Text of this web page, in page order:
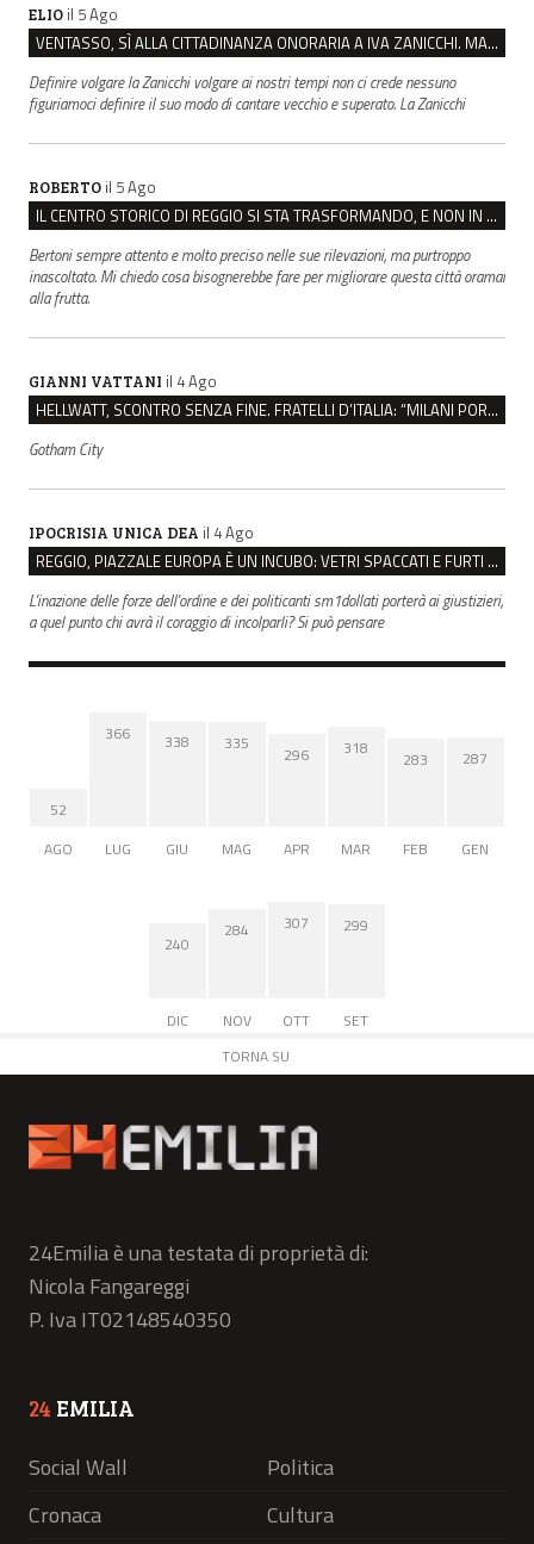
ELIO il 5 Ago
VENTASSO, SÌ ALLA CITTADINANZA ONORARIA A IVA ZANICCHI. MA BARGIACCHI: “È DI PESSIMO GUSTO”
Definire volgare la Zanicchi volgare ai nostri tempi non ci crede nessuno
figuriamoci definire il suo modo di cantare vecchio e superato. La Zanicchi
ROBERTO il 5 Ago
IL CENTRO STORICO DI REGGIO SI STA TRASFORMANDO, E NON IN MEGLIO
Bertoni sempre attento e molto preciso nelle sue rilevazioni, ma purtroppo
inascoltato. Mi chiedo cosa bisognerebbe fare per migliorare questa città oramai
alla frutta.
GIANNI VATTANI il 4 Ago
HELLWATT, SCONTRO SENZA FINE. FRATELLI D’ITALIA: “MILANI PORTA DOCUMENTI, DE FRANCO INSULTI”
Gotham City
IPOCRISIA UNICA DEA il 4 Ago
REGGIO, PIAZZALE EUROPA È UN INCUBO: VETRI SPACCATI E FURTI SULLE AUTO IN SOSTA
L'inazione delle forze dell'ordine e dei politicanti sm1dollati porterà ai giustizieri,
a quel punto chi avrà il coraggio di incolparli? Si può pensare
52
AGO
366
LUG
338
GIU
335
MAG
296
APR
318
MAR
283
FEB
287
GEN
240
DIC
284
NOV
307
OTT
299
SET
TORNA SU
24Emilia è una testata di proprietà di:
Nicola Fangareggi
P. Iva IT02148540350
24 EMILIA
Social Wall
Politica
Cronaca
Cultura